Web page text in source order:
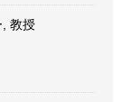
, 教授